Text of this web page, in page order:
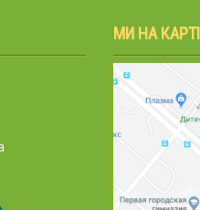
МИ НА КАРТІ